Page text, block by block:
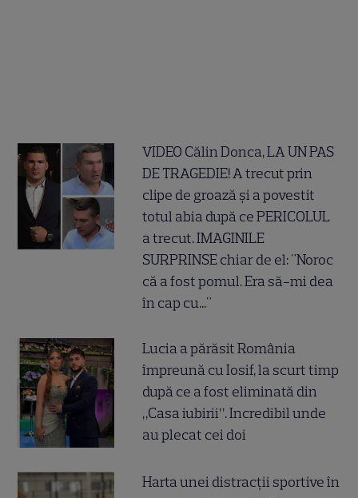
VIDEO Călin Donca, LA UN PAS
DE TRAGEDIE! A trecut prin
clipe de groază și a povestit
totul abia după ce PERICOLUL
a trecut. IMAGINILE
SURPRINSE chiar de el: "Noroc
că a fost pomul. Era să-mi dea
în cap cu..."
Lucia a părăsit România
împreună cu Iosif, la scurt timp
după ce a fost eliminată din
„Casa iubirii”. Incredibil unde
au plecat cei doi
Harta unei distracții sportive în